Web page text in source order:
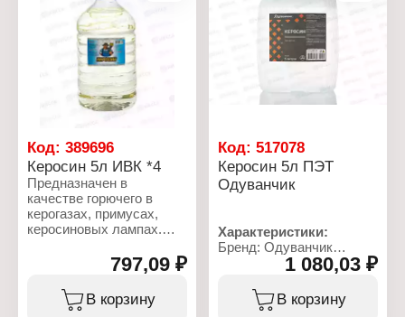
Код: 389696
Керосин 5л ИВК *4
Предназначен в
качестве горючего в
керогазах, примусах,
керосиновых лампах.
инструкции по
эксплуатации
(используемого)
прибора. Использовать в
797,09 ₽
В корзину
Код:517078
Керосин 5л ПЭТ
Одуванчик
Характеристики:
Бренд: Одуванчик
Тип товара: Керосин
Упаковка: ПЭТ
Габаритные размеры:
1 080,03 ₽
В корзину